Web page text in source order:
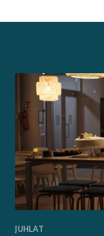
JUHLAT